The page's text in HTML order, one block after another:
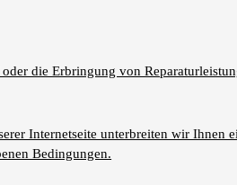
die Erbringung von
Internetseite unterbreiten wir Ihnen
Bedingungen.